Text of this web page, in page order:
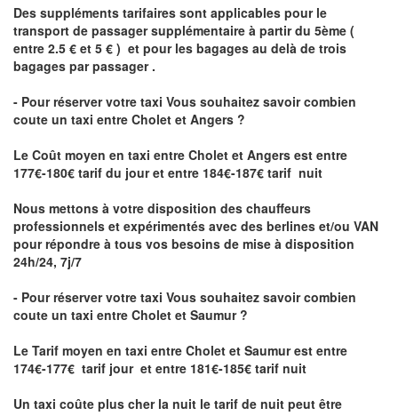
Des suppléments tarifaires sont applicables pour le
transport de passager supplémentaire à partir du 5ème (
entre 2.5 € et 5 € ) et pour les bagages au delà de trois
bagages par passager .
- Pour réserver votre taxi Vous souhaitez savoircombien
coute un taxi entre Cholet et Angers ?
Le Coût moyen en taxi entre Cholet et Angers est entre
177€-180€ tarif du jour et entre 184€-187€ tarif nuit
Nous mettons à votre disposition des chauffeurs
professionnels et expérimentés avec des berlines et/ou VAN
pour répondre à tous vos besoins de mise à disposition
24h/24, 7j/7
- Pour réserver votre taxi Vous souhaitez savoircombien
coute un taxi entre Cholet et Saumur ?
Le Tarif moyen en taxi entre Cholet et Saumur est entre
174€-177€ tarif jour et entre 181€-185€ tarif nuit
Un taxi coûte plus cher la nuit le tarif de nuit peut être